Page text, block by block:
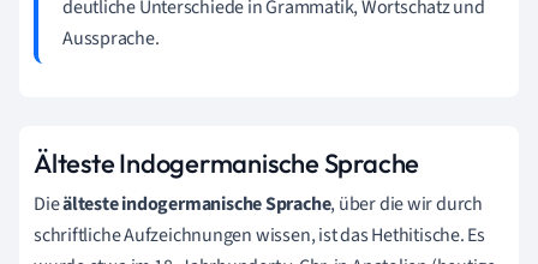
deutliche Unterschiede in Grammatik, Wortschatz und
Aussprache.
Älteste Indogermanische Sprache
Dieälteste indogermanische Sprache, über die wir durch
schriftliche Aufzeichnungen wissen, ist das Hethitische. Es